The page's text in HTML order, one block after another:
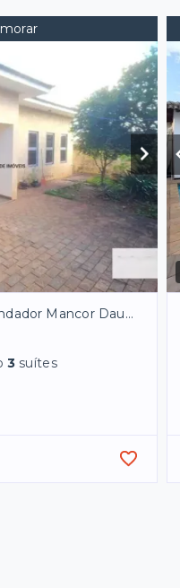
- São José do Rio Preto/SP
3 suítes